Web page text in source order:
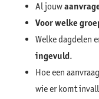
Al jouw
Voor welke
Welke dagdelen
ingevuld.
Hoe een
wie er komt